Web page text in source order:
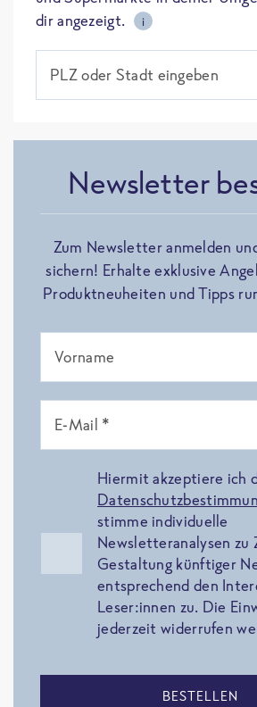
dir angezeigt.
i
PLZ oder Stadt eingeben
Newsletter
Zum Newsletter anmelden
sichern! Erhalte exklusive
Produktneuheiten und Tipps
Vorname
E-Mail *
Hiermit akzeptiere ich
stimme individuelle
Newsletteranalysen zu
Gestaltung künftiger
entsprechend den
Leser:innen zu. Die
jederzeit widerrufen
BESTELLEN